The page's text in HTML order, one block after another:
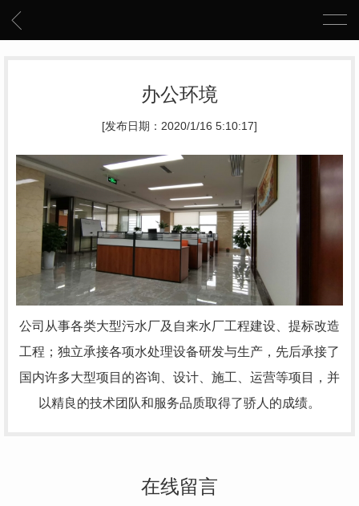
办公环境
[发布日期：2020/1/16 5:10:17]
公司从事各类大型污水厂及自来水厂工程建设、提标改造
工程；独立承接各项水处理设备研发与生产，先后承接了
国内许多大型项目的咨询、设计、施工、运营等项目，并
以精良的技术团队和服务品质取得了骄人的成绩。
在线留言